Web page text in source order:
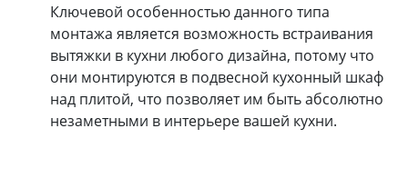
Ключевой особенностью данного типа
монтажа является возможность встраивания
вытяжки в кухни любого дизайна, потому что
они монтируются в подвесной кухонный шкаф
над плитой, что позволяет им быть абсолютно
незаметными в интерьере вашей кухни.